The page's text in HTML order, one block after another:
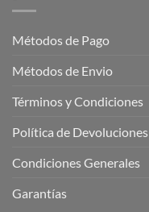
Métodos de Pago
Métodos de Envio
Términos y Condiciones
Política de Devoluciones
Condiciones Generales
Garantías